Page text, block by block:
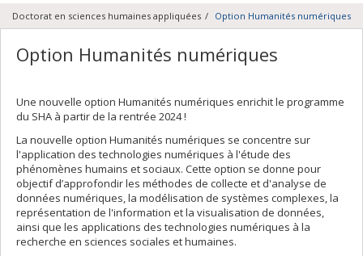
Doctorat en sciences humaines appliquées Option Humanités numériques
Option Humanités numériques
Une nouvelle option Humanités numériques enrichit le programme
du SHA à partir de la rentrée 2024 !
La nouvelle option Humanités numériques se concentre sur
l'application des technologies numériques à l'étude des
phénomènes humains et sociaux. Cette option se donne pour
objectif d’approfondir les méthodes de collecte et d'analyse de
données numériques, la modélisation de systèmes complexes, la
représentation de l'information et la visualisation de données,
ainsi que les applications des technologies numériques à la
recherche en sciences sociales et humaines.